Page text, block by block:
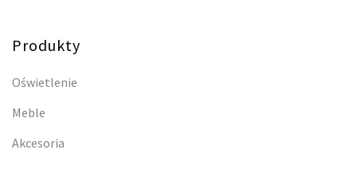
Produkty
Oświetlenie
Meble
Akcesoria